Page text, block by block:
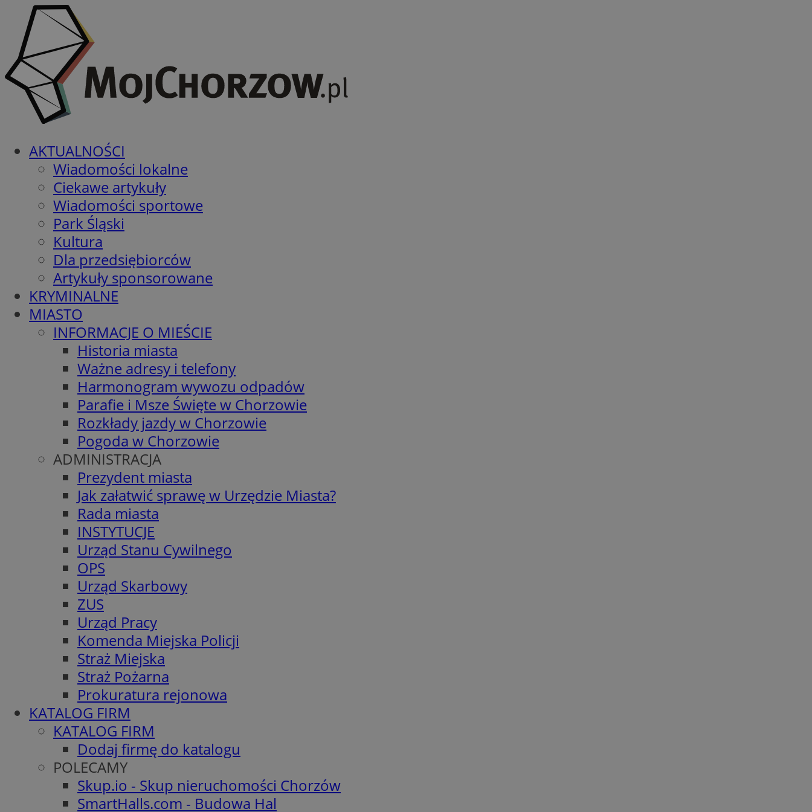
AKTUALNOŚCI
Wiadomości lokalne
Ciekawe artykuły
Wiadomości sportowe
Park Śląski
Kultura
Dla przedsiębiorców
Artykuły sponsorowane
KRYMINALNE
MIASTO
INFORMACJE O MIEŚCIE
Historia miasta
Ważne adresy i telefony
Harmonogram wywozu odpadów
Parafie i Msze Święte w Chorzowie
Rozkłady jazdy w Chorzowie
Pogoda w Chorzowie
ADMINISTRACJA
Prezydent miasta
Jak załatwić sprawę w Urzędzie Miasta?
Rada miasta
INSTYTUCJE
Urząd Stanu Cywilnego
OPS
Urząd Skarbowy
ZUS
Urząd Pracy
Komenda Miejska Policji
Straż Miejska
Straż Pożarna
Prokuratura rejonowa
KATALOG FIRM
KATALOG FIRM
Dodaj firmę do katalogu
POLECAMY
Skup.io - Skup nieruchomości Chorzów
SmartHalls.com - Budowa Hal